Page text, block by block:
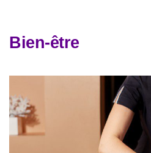
Bien-être